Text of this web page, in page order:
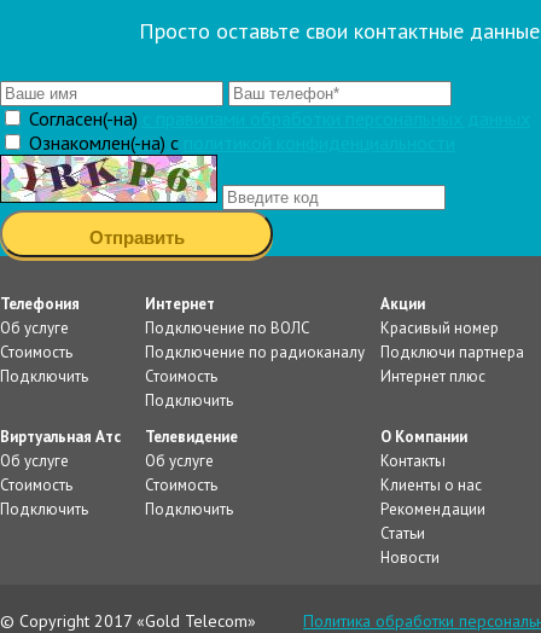
Просто оставьте свои контактные
Согласен(-на)
Ознакомлен(-на) с
Телефония
Об услуге
Стоимость
Подключить
Интернет
Подключение по ВОЛС
Подключение по радиоканалу
Стоимость
Подключить
Акции
Красивый номер
Подключи партнера
Интернет плюс
Виртуальная Атс
Об услуге
Стоимость
Подключить
Телевидение
Об услуге
Стоимость
Подключить
О Компании
Контакты
Клиенты о нас
Рекомендации
Статьи
Новости
© Copyright 2017 «Gold Telecom» Политика обработки